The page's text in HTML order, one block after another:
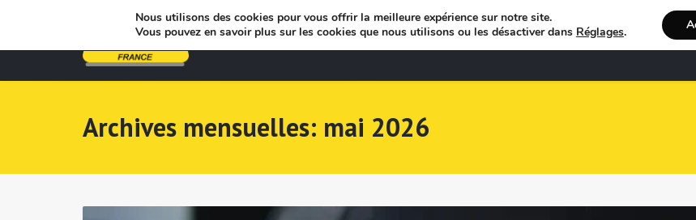
Bienvenue
Archives mensuelles: mai 2026
Nous utilisons des cookies pour vous offrir la meilleure expérience sur notre site.
Vous pouvez en savoir plus sur les cookies que nous utilisons ou les désactiver dans Réglages.